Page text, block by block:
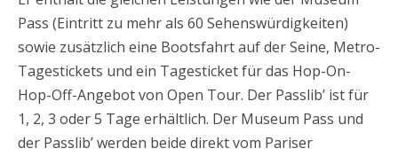
Pass (Eintritt zu mehr als 60 Sehenswürdigkeiten)
sowie zusätzlich eine Bootsfahrt auf der Seine, Metro-
Tagestickets und ein Tagesticket für das Hop-On-
Hop-Off-Angebot von Open Tour. Der Passlib’ ist für
1, 2, 3 oder 5 Tage erhältlich. Der Museum Pass und
der Passlib’ werden beide direkt vom Pariser